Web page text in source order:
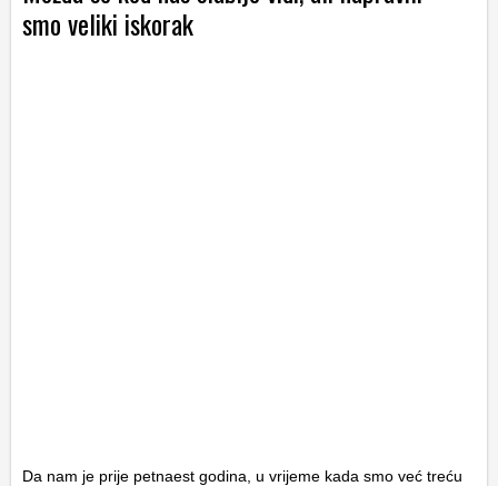
smo veliki iskorak
Da nam je prije petnaest godina, u vrijeme kada smo već treću